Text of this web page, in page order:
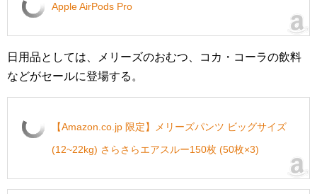
Apple AirPods Pro
日用品としては、メリーズのおむつ、コカ・コーラの飲料
などがセールに登場する。
【Amazon.co.jp 限定】メリーズパンツ ビッグサイズ
(12~22kg) さらさらエアスルー150枚 (50枚×3)